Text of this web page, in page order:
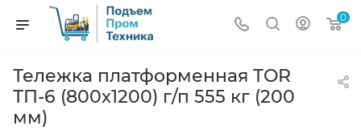
0
Тележка платформенная TOR
ТП-6 (800х1200) г/п 555 кг (200
мм)